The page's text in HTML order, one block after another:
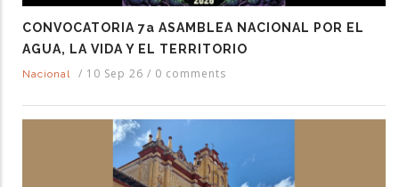
CONVOCATORIA 7a ASAMBLEA NACIONAL POR EL
AGUA, LA VIDA Y EL TERRITORIO
Nacional / 10 Sep 26 / 0 comments